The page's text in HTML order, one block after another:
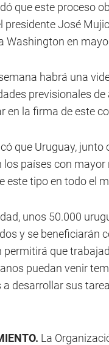
que este proceso
presidente José
Washington en
habrá una
previsionales de
en la firma de este
que Uruguay, junto
los países con mayor
este tipo en todo el
unos 50.000
y se beneficiarán
permitirá que
puedan venir
a desarrollar sus
La